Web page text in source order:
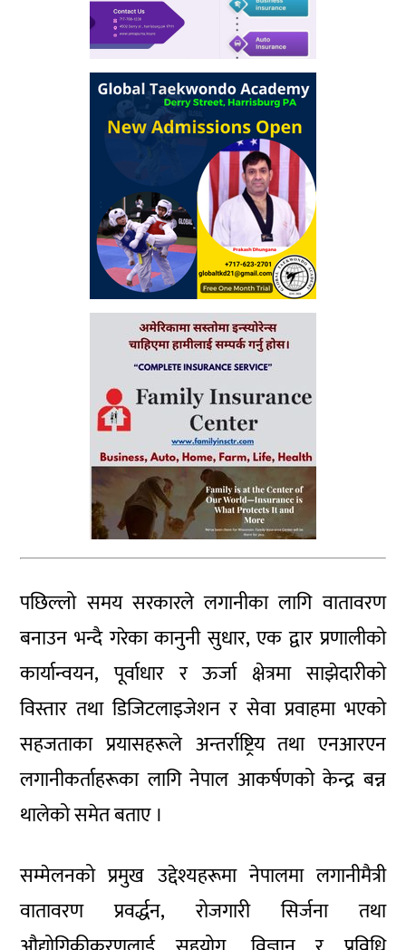
पछिल्लो समय सरकारले लगानीका लागि वातावरण
बनाउन भन्दै गरेका कानुनी सुधार, एक द्वार प्रणालीको
कार्यान्वयन, पूर्वाधार र ऊर्जा क्षेत्रमा साझेदारीको
विस्तार तथा डिजिटलाइजेशन र सेवा प्रवाहमा भएको
सहजताका प्रयासहरूले अन्तर्राष्ट्रिय तथा एनआरएन
लगानीकर्ताहरूका लागि नेपाल आकर्षणको केन्द्र बन्न
थालेको समेत बताए ।
सम्मेलनको प्रमुख उद्देश्यहरूमा नेपालमा लगानीमैत्री
वातावरण प्रवर्द्धन, रोजगारी सिर्जना तथा